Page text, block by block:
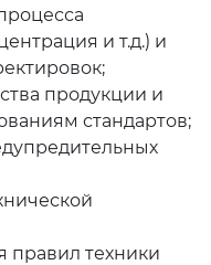
и т.д.) и
продукции и
стандартов;
техники